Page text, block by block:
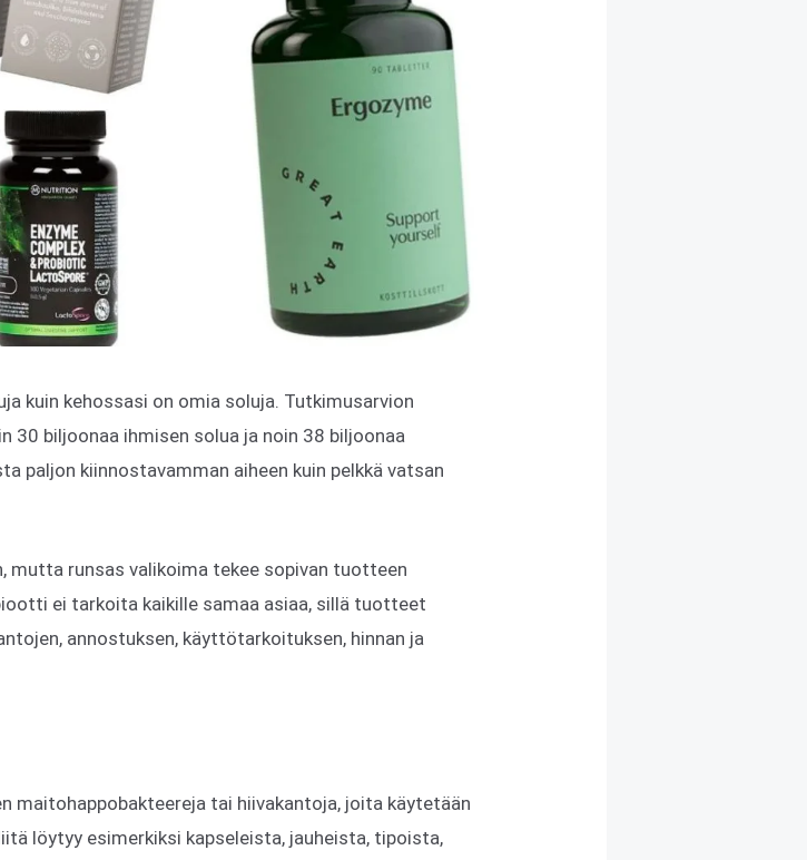
kuin kehossasi on omia soluja. Tutkimusarvion
30 biljoonaa ihmisen solua ja noin 38 biljoonaa
paljon kiinnostavamman aiheen kuin pelkkä vatsan
mutta runsas valikoima tekee sopivan tuotteen
ei tarkoita kaikille samaa asiaa, sillä tuotteet
annostuksen, käyttötarkoituksen, hinnan ja
maitohappobakteereja tai hiivakantoja, joita käytetään
löytyy esimerkiksi kapseleista, jauheista, tipoista,